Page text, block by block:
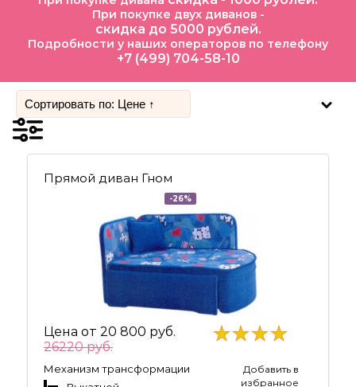
При покупке двух диванов -
скидка до 5000 рублей.
Подробности у наших операторов по телефону
+7 (499) 704-58-10
Прямой диван Гном
-26%
Цена от 20 800 руб.
26220 руб.
Механизм трансформации
Добавить в
избранное